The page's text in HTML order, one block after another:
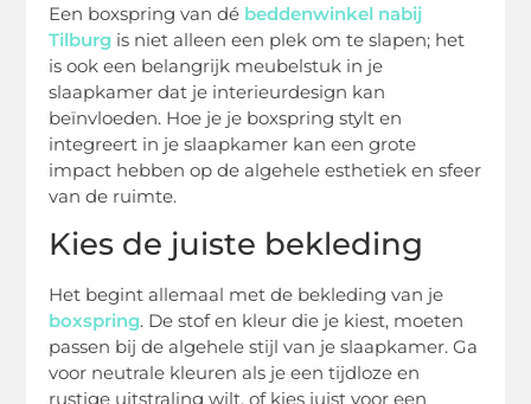
Een boxspring van dé beddenwinkel nabij
Tilburg is niet alleen een plek om te slapen; het
is ook een belangrijk meubelstuk in je
slaapkamer dat je interieurdesign kan
beïnvloeden. Hoe je je boxspring stylt en
integreert in je slaapkamer kan een grote
impact hebben op de algehele esthetiek en sfeer
van de ruimte.
Kies de juiste bekleding
Het begint allemaal met de bekleding van je
boxspring. De stof en kleur die je kiest, moeten
passen bij de algehele stijl van je slaapkamer. Ga
voor neutrale kleuren als je een tijdloze en
rustige uitstraling wilt, of kies juist voor een